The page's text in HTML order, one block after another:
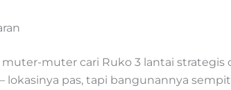
muter cari Ruko 3 lantai strategis
lokasinya pas, tapi bangunannya